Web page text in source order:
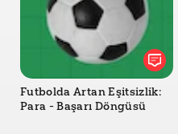
Futbolda Artan Eşitsizlik:
Para - Başarı Döngüsü